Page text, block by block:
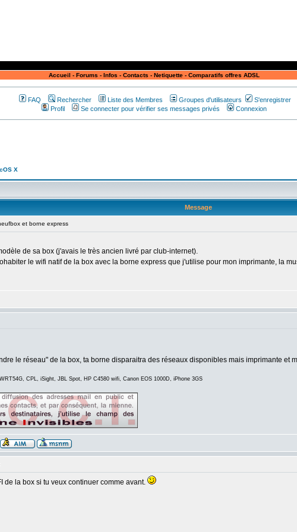
Accueil - Forums - Infos - Contacts - Netiquette- Comparatifs offres ADSL
FAQ Rechercher Liste des Membres Groupes d'utilisateurs
S'enregistrer
Profil
Se connecter pour vérifier ses messages privés Connexion
X
Message
et borne express
de sa box (j'avais le très ancien livré par club-internet).
le wifi natif de la box avec la borne express que j'utilise pour mon imprimante, la
le réseau" de la box, ta borne disparaitra des réseaux disponibles mais imprimante et
CPL, iSight, JBL Spot, HP C4580 wifi, Canon EOS 1000D, iPhone 3GS
de la box si tu veux continuer comme avant.